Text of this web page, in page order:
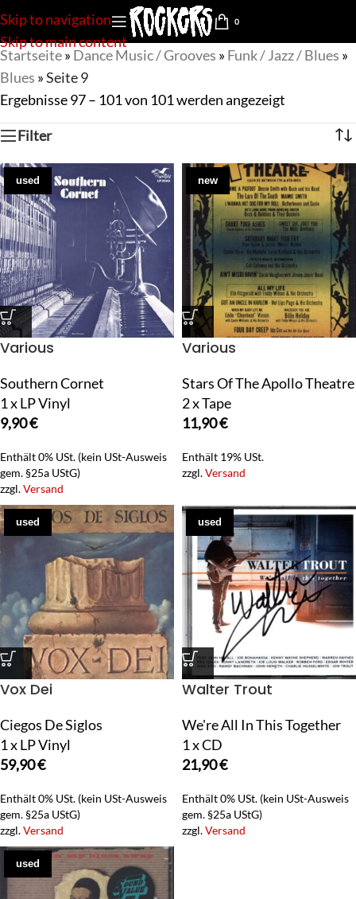
Skip to navigation
Skip to main content
0
Startseite» Dance Music / Grooves » Funk / Jazz / Blues »
Blues »Seite 9
Ergebnisse 97 – 101 von 101 werden angezeigt
Filter
used
Various
Southern Cornet
1 x LP Vinyl
9,90€
Enthält 0% USt. (kein USt-Ausweis
gem. §25a UStG)
zzgl.Versand
new
Various
Stars Of The Apollo Theatre
2 x Tape
11,90€
Enthält 19% USt.
zzgl.Versand
used
Vox Dei
Ciegos De Siglos
1 x LP Vinyl
59,90€
Enthält 0% USt. (kein USt-Ausweis
gem. §25a UStG)
zzgl.Versand
used
Walter Trout
We're All In This Together
1 x CD
21,90€
Enthält 0% USt. (kein USt-Ausweis
gem. §25a UStG)
zzgl.Versand
used